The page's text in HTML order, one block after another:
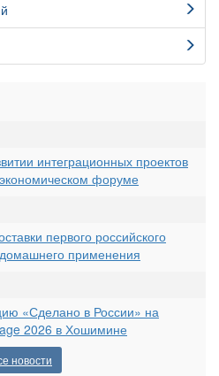
интеграционных проектов
форуме
первого российского
применения
«Сделано в России» на
2026 в Хошимине
новости